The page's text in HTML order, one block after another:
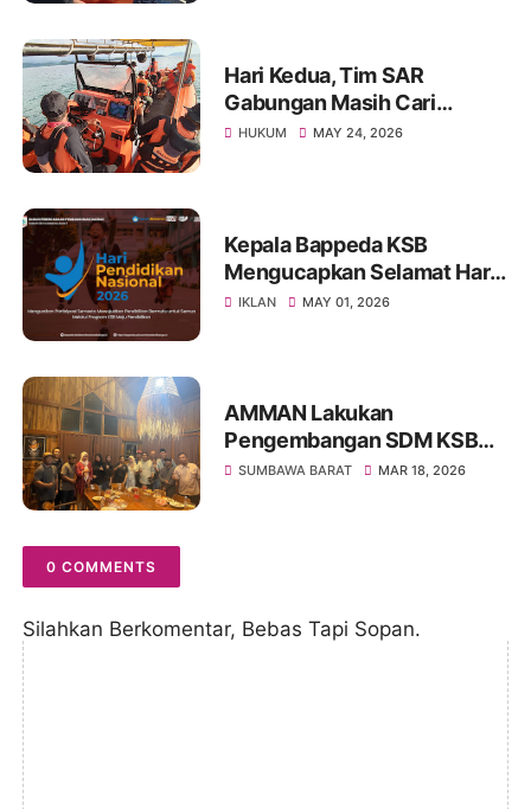
Hari Kedua, Tim SAR
Gabungan Masih Cari
Nelayan Lansia yang Hilang
HUKUM MAY 24, 2026
Kepala Bappeda KSB
Mengucapkan Selamat Hari
Pendidikan Nasional 2026
IKLAN MAY 01, 2026
AMMAN Lakukan
Pengembangan SDM KSB
Melalui Program Beasiswa
SUMBAWA BARAT MAR 18, 2026
0 COMMENTS
Silahkan Berkomentar, Bebas Tapi Sopan.